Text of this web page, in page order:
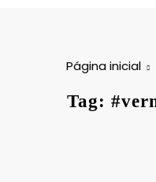
Página inicial
Tag: